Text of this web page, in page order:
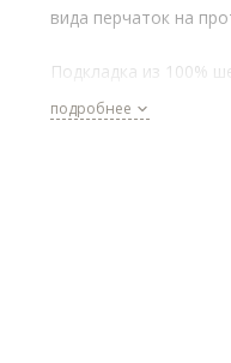
вида перчаток на
Подкладка из 100%
и уютными. В
подробнее